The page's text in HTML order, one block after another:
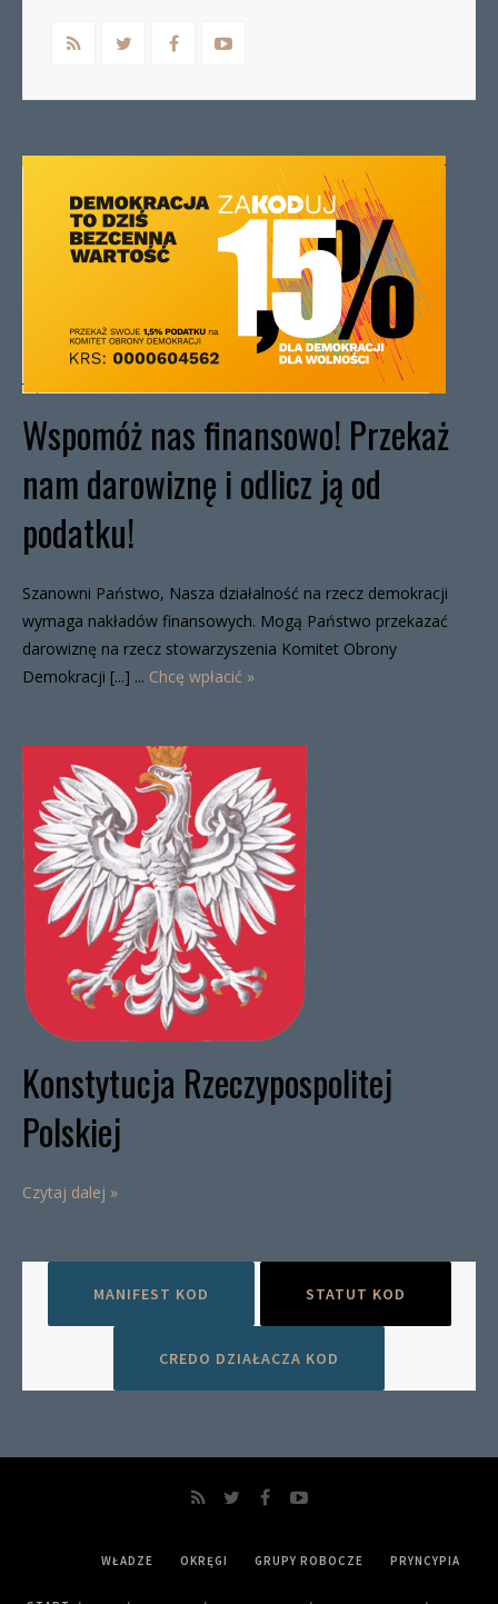
Wspomóż nas finansowo! Przekaż
nam darowiznę i odlicz ją od
podatku!
Szanowni Państwo, Nasza działalność na rzecz demokracji
wymaga nakładów finansowych. Mogą Państwo przekazać
darowiznę na rzecz stowarzyszenia Komitet Obrony
Demokracji [...] ... Chcę wpłacić »
Konstytucja Rzeczypospolitej
Polskiej
Czytaj dalej »
MANIFEST KOD STATUT KOD
CREDO DZIAŁACZA KOD
WŁADZE OKRĘGI GRUPY ROBOCZE PRYNCYPIA